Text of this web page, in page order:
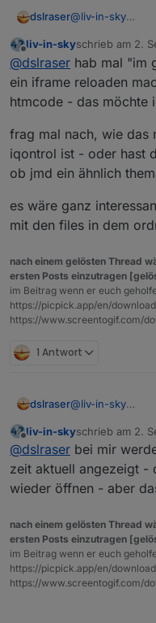
dslraser@liv-in-sky
habe, mache ich
Offline
liv-in-skyschrieb am 2.
zuletzt editiert
@dslraser hab mal "im
ein iframe reloaden
htmcode - das möchte
frag mal nach, wie das
iqontrol ist - oder hast
ob jmd ein ähnlich
es wäre ganz
mit den files in dem
nach einem gelösten Thread
ersten Posts einzutragen
im Beitrag wenn er euch
https://picpick.app/en/
https://www.screentogif.com/
1 Antwort
dslraser@liv-in-sky
habe, mache ich
Offline
liv-in-skyschrieb am 2.
zuletzt editiert
@dslraser bei mir
zeit aktuell angezeigt -
wieder öffnen - aber
nach einem gelösten Thread
ersten Posts einzutragen
im Beitrag wenn er euch
https://picpick.app/en/
https://www.screentogif.com/